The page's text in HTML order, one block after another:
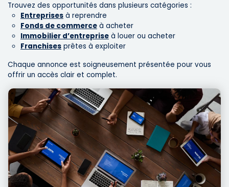
Trouvez des opportunités dans plusieurs catégories :
Entreprises à reprendre
Fonds de commerce à acheter
Immobilier d’entreprise à louer ou acheter
Franchises prêtes à exploiter
Chaque annonce est soigneusement présentée pour vous
offrir un accès clair et complet.